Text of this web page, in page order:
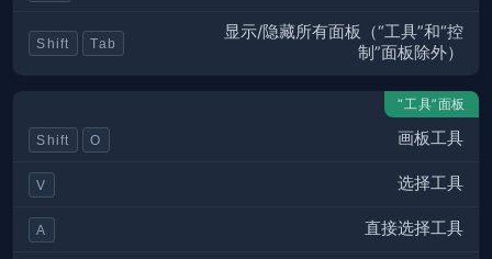
Shift Tab
显示/隐藏所有面板（“工具”和“控
制”面板除外）
“工具”面板
Shift O 画板工具
V 选择工具
A 直接选择工具